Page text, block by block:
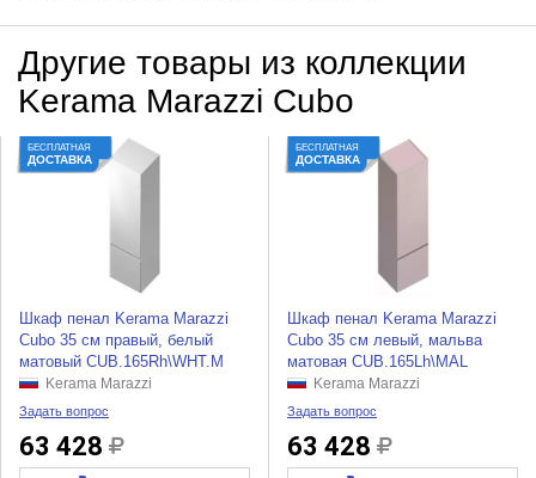
Другие товары из коллекции
Kerama Marazzi Cubo
БЕСПЛАТНАЯ
ДОСТАВКА
Шкаф пенал Kerama Marazzi
Cubo 35 см правый, белый
матовый CUB.165Rh\WHT.M
Kerama Marazzi
Задать вопрос
63 428
БЕСПЛАТНАЯ
ДОСТАВКА
Шкаф пенал Kerama Marazzi
Cubo 35 см левый, мальва
матовая CUB.165Lh\MAL
Kerama Marazzi
Задать вопрос
63 428